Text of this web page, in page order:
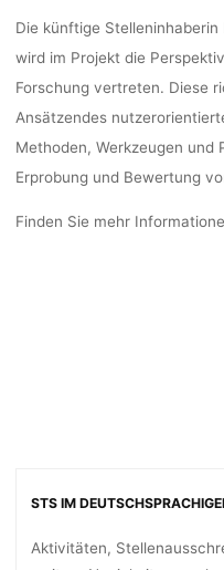
Die künftige
wird im Projekt die
Forschung vertreten. Diese
Ansätzendes
Methoden, Werkzeugen und
Erprobung und Bewertung
Finden Sie mehr
STS IM
Aktivitäten,